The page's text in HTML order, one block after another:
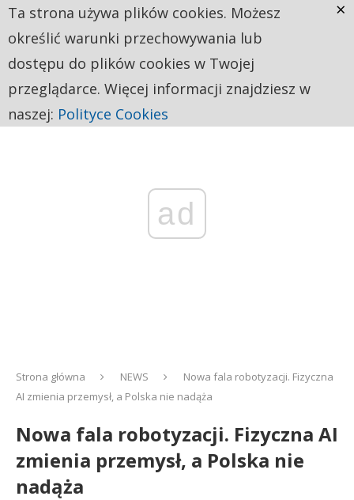
ad
Strona główna NEWS
Nowa fala robotyzacji. Fizyczna
AI zmienia przemysł, a Polska nie nadąża
Nowa fala robotyzacji. Fizyczna AI
zmienia przemysł, a Polska nie
nadąża
Ta strona używa plików cookies. Możesz
określić warunki przechowywania lub
dostępu do plików cookies w Twojej
przeglądarce. Więcej informacji znajdziesz w
naszej: Polityce Cookies
×